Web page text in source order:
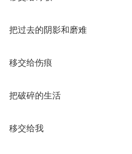
把过去的阴影和磨难
移交给伤痕
把破碎的生活
移交给我